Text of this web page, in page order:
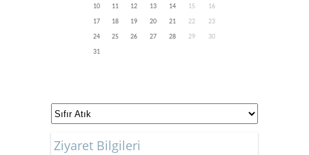
10
11 12 13 14 15
16
17
18 19 20 21 22
23
24
25 26 27 28 29
30
31
Ziyaret Bilgileri